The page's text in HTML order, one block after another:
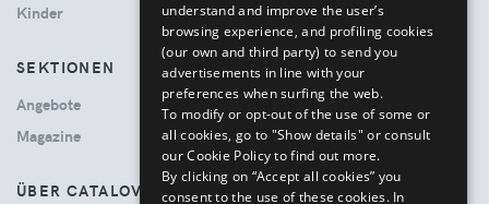
Kinder
SEKTIONEN
Angebote
Magazine
ÜBER CATALOVE
understand and improve the user’s
browsing experience, and profiling cookies
(our own and third party) to send you
advertisements in line with your
preferences when surfing the web.
To modify or opt-out of the use of some or
all cookies, go to "Show details" or consult
our Cookie Policy to find out more.
By clicking on “Accept all cookies” you
consent to the use of these cookies. In